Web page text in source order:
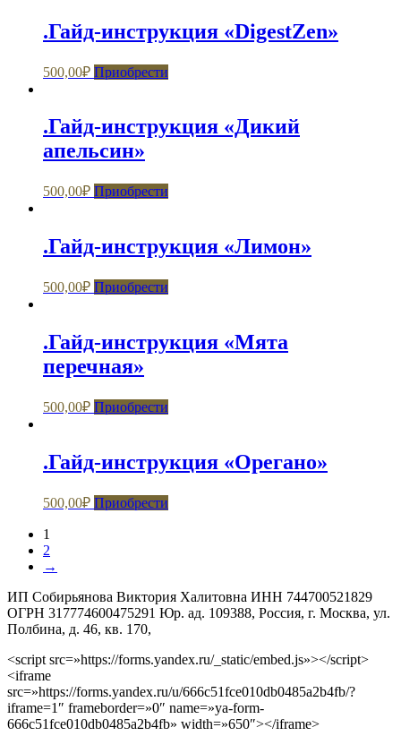
.Гайд-инструкция «DigestZen»
500,00₽ Приобрести
.Гайд-инструкция «Дикий
апельсин»
500,00₽ Приобрести
.Гайд-инструкция «Лимон»
500,00₽ Приобрести
.Гайд-инструкция «Мята
перечная»
500,00₽ Приобрести
.Гайд-инструкция «Орегано»
500,00₽ Приобрести
1
2
→
ИП Собирьянова Виктория Халитовна ИНН 744700521829
ОГРН 317774600475291 Юр. ад. 109388, Россия, г. Москва, ул.
Полбина, д. 46, кв. 170,
<script src=»https://forms.yandex.ru/_static/embed.js»></script>
<iframe
src=»https://forms.yandex.ru/u/666c51fce010db0485a2b4fb/?
iframe=1″ frameborder=»0″ name=»ya-form-
666c51fce010db0485a2b4fb» width=»650″></iframe>